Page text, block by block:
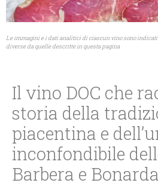
Le immagini e i dati analitici di ciascun vino sono
diverse da quelle descritte in questa pagina
Il vino DOC che
storia della
piacentina e
inconfondibile
Barbera e